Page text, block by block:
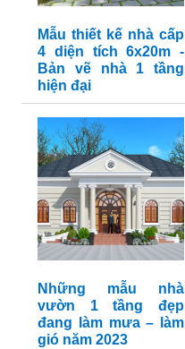
Mẫu thiết kế nhà cấp
4 diện tích 6x20m -
Bản vẽ nhà 1 tầng
hiện đại
Những mẫu nhà
vườn 1 tầng đẹp
đang làm mưa – làm
gió năm 2023